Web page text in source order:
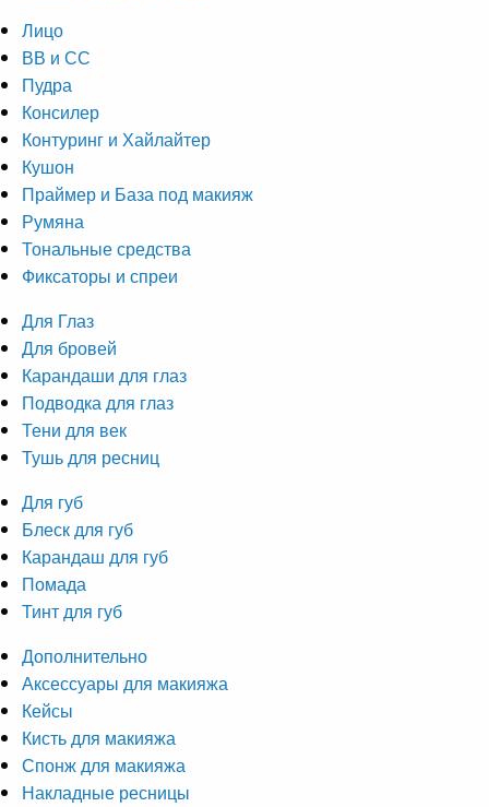
Лицо
ВВ и СС
Пудра
Консилер
Контуринг и Хайлайтер
Кушон
Праймер и База под макияж
Румяна
Тональные средства
Фиксаторы и спреи
Для Глаз
Для бровей
Карандаши для глаз
Подводка для глаз
Тени для век
Тушь для ресниц
Для губ
Блеск для губ
Карандаш для губ
Помада
Тинт для губ
Дополнительно
Аксессуары для макияжа
Кейсы
Кисть для макияжа
Спонж для макияжа
Накладные ресницы